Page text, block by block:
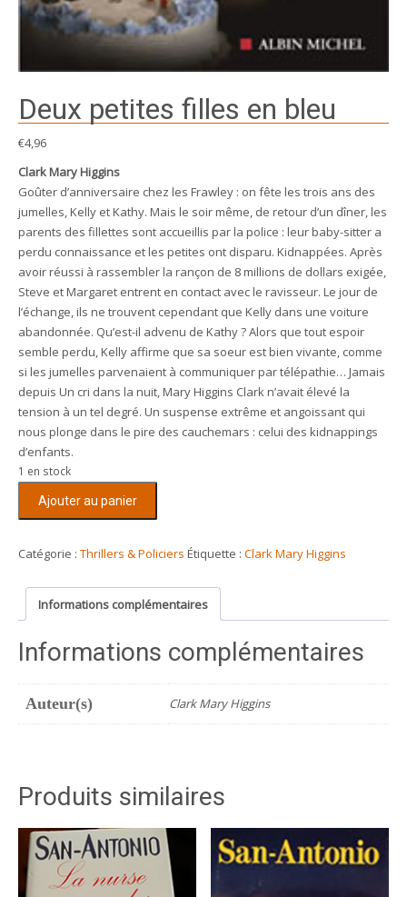
Deux petites filles en bleu
€4,96
Clark Mary Higgins
Goûter d’anniversaire chez les Frawley : on fête les trois ans des
jumelles, Kelly et Kathy. Mais le soir même, de retour d’un dîner, les
parents des fillettes sont accueillis par la police : leur baby-sitter a
perdu connaissance et les petites ont disparu. Kidnappées. Après
avoir réussi à rassembler la rançon de 8 millions de dollars exigée,
Steve et Margaret entrent en contact avec le ravisseur. Le jour de
l’échange, ils ne trouvent cependant que Kelly dans une voiture
abandonnée. Qu’est-il advenu de Kathy ? Alors que tout espoir
semble perdu, Kelly affirme que sa soeur est bien vivante, comme
si les jumelles parvenaient à communiquer par télépathie… Jamais
depuis Un cri dans la nuit, Mary Higgins Clark n’avait élevé la
tension à un tel degré. Un suspense extrême et angoissant qui
nous plonge dans le pire des cauchemars : celui des kidnappings
d’enfants.
1 en stock
petites
en
bleu
Ajouter au panier
Catégorie : Thrillers & Policiers Étiquette : Clark Mary Higgins
Informations complémentaires
Informations complémentaires
Auteur(s) Clark Mary Higgins
Produits similaires